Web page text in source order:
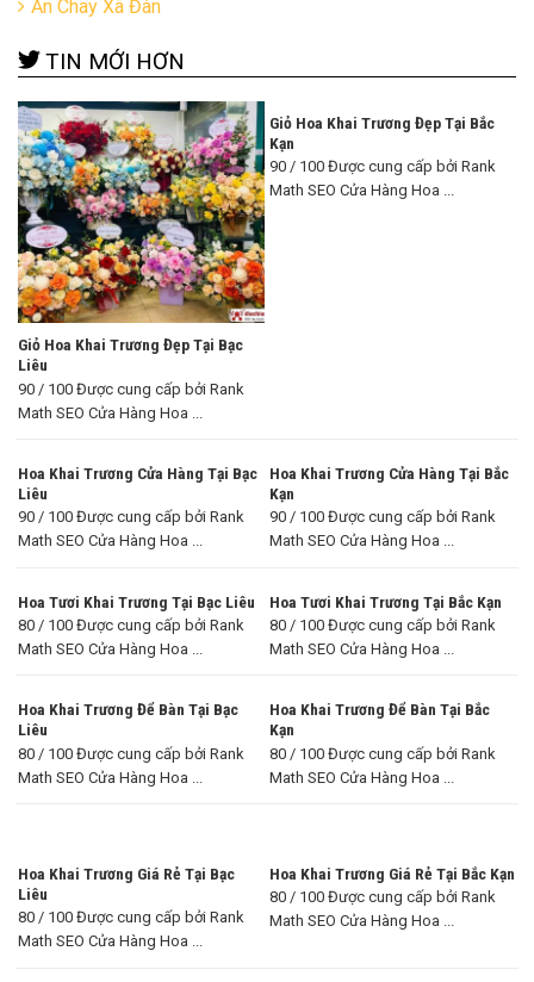
Ăn Chay Xã Đàn
TIN MỚI HƠN
Giỏ Hoa Khai Trương Đẹp Tại Bạc
Liêu
90 / 100 Được cung cấp bởi Rank
Math SEO Cửa Hàng Hoa ...
Giỏ Hoa Khai Trương Đẹp Tại Bắc
Kạn
90 / 100 Được cung cấp bởi Rank
Math SEO Cửa Hàng Hoa ...
Hoa Khai Trương Cửa Hàng Tại Bạc
Liêu
90 / 100 Được cung cấp bởi Rank
Math SEO Cửa Hàng Hoa ...
Hoa Khai Trương Cửa Hàng Tại Bắc
Kạn
90 / 100 Được cung cấp bởi Rank
Math SEO Cửa Hàng Hoa ...
Hoa Tươi Khai Trương Tại Bạc Liêu
80 / 100 Được cung cấp bởi Rank
Math SEO Cửa Hàng Hoa ...
Hoa Tươi Khai Trương Tại Bắc Kạn
80 / 100 Được cung cấp bởi Rank
Math SEO Cửa Hàng Hoa ...
Hoa Khai Trương Để Bàn Tại Bạc
Liêu
80 / 100 Được cung cấp bởi Rank
Math SEO Cửa Hàng Hoa ...
Hoa Khai Trương Để Bàn Tại Bắc
Kạn
80 / 100 Được cung cấp bởi Rank
Math SEO Cửa Hàng Hoa ...
Hoa Khai Trương Giá Rẻ Tại Bạc
Liêu
80 / 100 Được cung cấp bởi Rank
Math SEO Cửa Hàng Hoa ...
Hoa Khai Trương Giá Rẻ Tại Bắc Kạn
80 / 100 Được cung cấp bởi Rank
Math SEO Cửa Hàng Hoa ...